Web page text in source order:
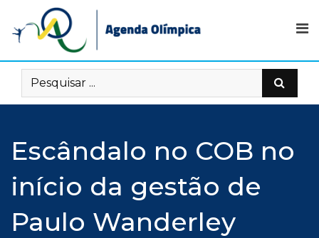
content
Escândalo no COB no
início da gestão de
Paulo Wanderley